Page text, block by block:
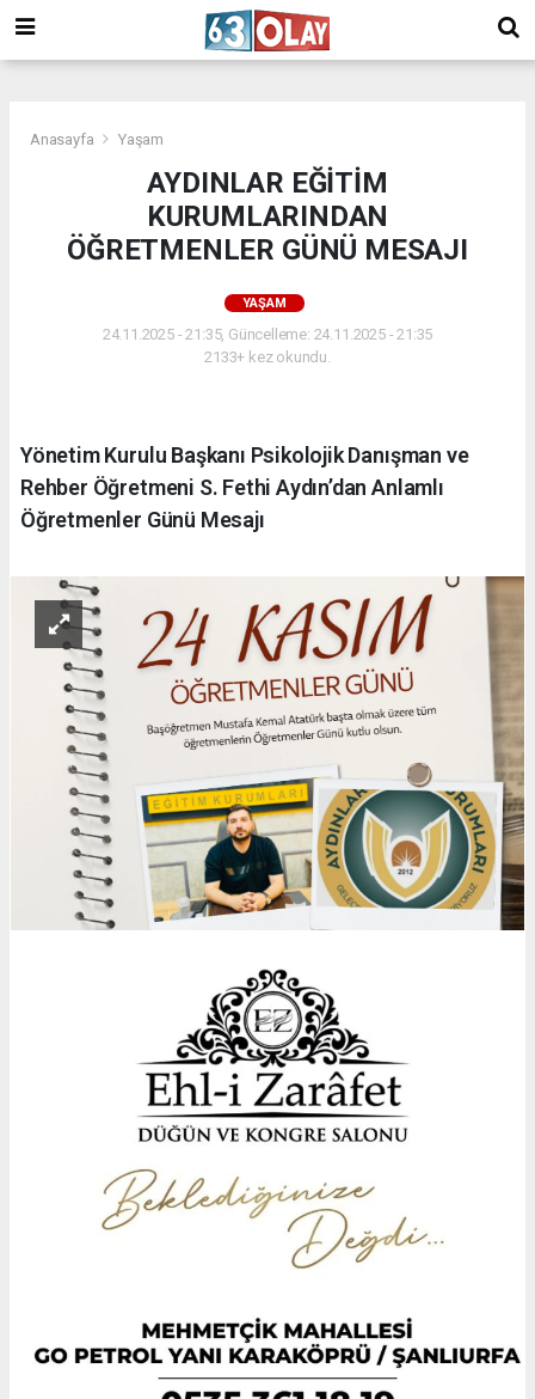
Anasayfa Yaşam
AYDINLAR EĞİTİM
KURUMLARINDAN
ÖĞRETMENLER GÜNÜ MESAJI
YAŞAM
24.11.2025 - 21:35, Güncelleme: 24.11.2025 - 21:35
2133+ kez okundu.
Yönetim Kurulu Başkanı Psikolojik Danışman ve
Rehber Öğretmeni S. Fethi Aydın’dan Anlamlı
Öğretmenler Günü Mesajı